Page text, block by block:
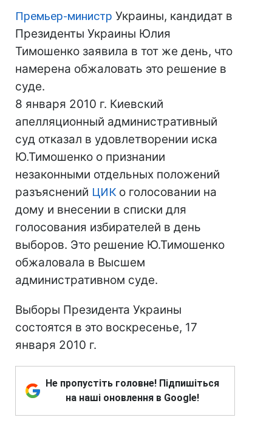
Премьер-министр Украины, кандидат в
Президенты Украины Юлия
Тимошенко заявила в тот же день, что
намерена обжаловать это решение в
суде.
8 января 2010 г. Киевский
апелляционный административный
суд отказал в удовлетворении иска
Ю.Тимошенко о признании
незаконными отдельных положений
разъяснений ЦИКо голосовании на
дому и внесении в списки для
голосования избирателей в день
выборов. Это решение Ю.Тимошенко
обжаловала в Высшем
административном суде.
Выборы Президента Украины
состоятся в это воскресенье, 17
января 2010 г.
Не пропустіть головне! Підпишіться
на наші оновлення в Google!